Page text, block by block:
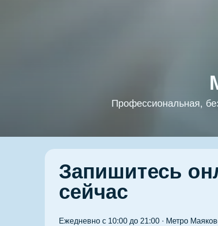
Профессиональная,
Запишитесь
сейчас
Ежедневно с 10:00 до 21:00 · Метро